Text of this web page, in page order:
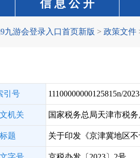
信 息 公 开
九游会登录入口首页新版 > 政策文件
引号 11100000000125815n/
机关 国家税务总局天津市税务
标题 关于印发《京津冀地区